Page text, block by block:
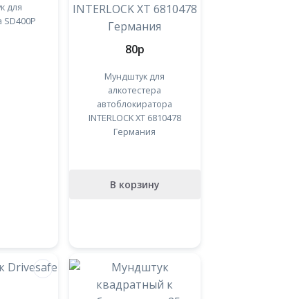
для
SD400P
80p
Мундштук для
алкотестера
автоблокиратора
INTERLOCK ХТ 6810478
Германия
В корзину